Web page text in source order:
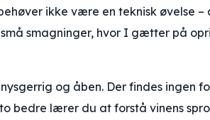
ikke være en teknisk øvelse
smagninger, hvor I gætter på
og åben. Der findes ingen
bedre lærer du at forstå vinens